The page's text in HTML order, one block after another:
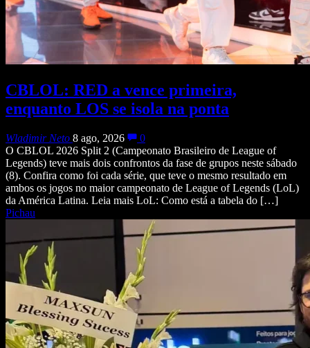
CBLOL: RED a vence primeira,
enquanto LOS se isola na ponta
Wladimir Neto 8 ago, 2026
0
O CBLOL 2026 Split 2 (Campeonato Brasileiro de League of
Legends) teve mais dois confrontos da fase de grupos neste sábado
(8). Confira como foi cada série, que teve o mesmo resultado em
ambos os jogos no maior campeonato de League of Legends (LoL)
da América Latina. Leia mais LoL: Como está a tabela do […]
Pichau